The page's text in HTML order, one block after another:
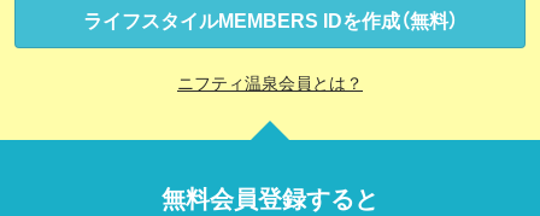
ライフスタイルMEMBERS IDを作成（無料）
ニフティ温泉会員とは？
無料会員登録すると